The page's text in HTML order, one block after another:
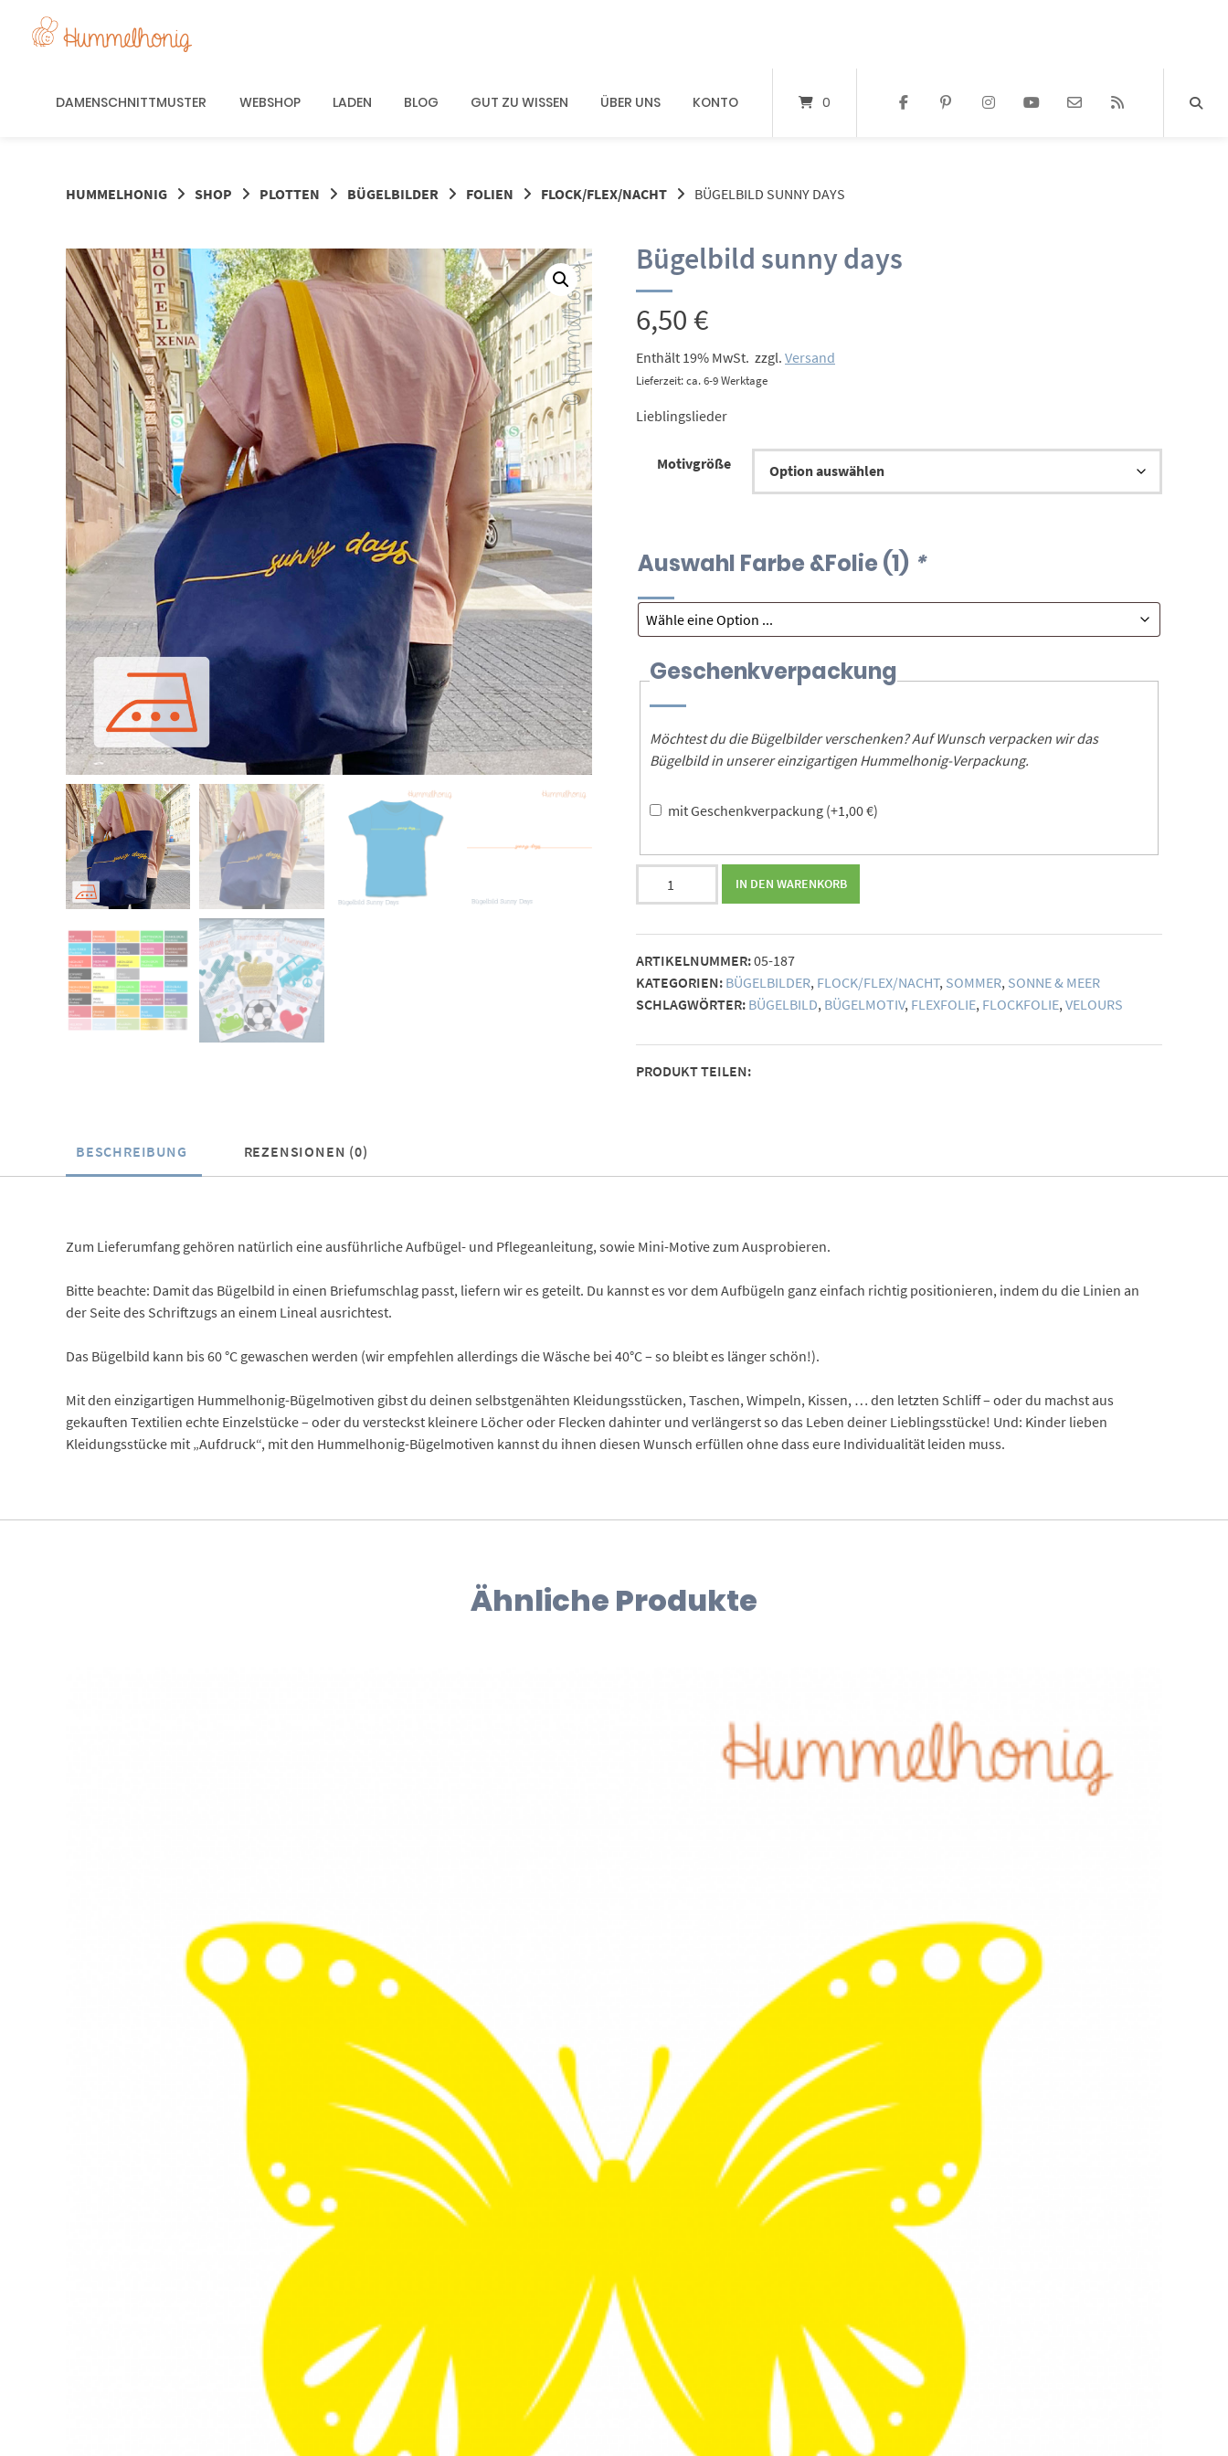
DAMENSCHNITTMUSTER WEBSHOP LADEN BLOG GUT ZU WISSEN ÜBER UNS KONTO 0
HUMMELHONIG SHOP PLOTTEN BÜGELBILDER FOLIEN FLOCK/FLEX/NACHT BÜGELBILD SUNNY DAYS
Bügelbild sunny days
6,50€
Enthält 19% MwSt. zzgl. Versand
Lieferzeit: ca. 6-9 Werktage
Lieblingslieder
Motivgröße
Auswahl Farbe &Folie (1) *
Geschenkverpackung
Möchtest du die Bügelbilder verschenken? Auf Wunsch verpacken wir das
Bügelbild in unserer einzigartigen Hummelhonig-Verpackung.
mit Geschenkverpackung (+1,00€)
sunny
Menge
IN DEN WARENKORB
ARTIKELNUMMER:05-187
KATEGORIEN: BÜGELBILDER, FLOCK/FLEX/NACHT, SOMMER, SONNE & MEER
SCHLAGWÖRTER: BÜGELBILD, BÜGELMOTIV, FLEXFOLIE, FLOCKFOLIE, VELOURS
PRODUKT TEILEN:
BESCHREIBUNG REZENSIONEN (0)
Zum Lieferumfang gehören natürlich eine ausführliche Aufbügel- und Pflegeanleitung, sowie Mini-Motive zum Ausprobieren.
Bitte beachte: Damit das Bügelbild in einen Briefumschlag passt, liefern wir es geteilt. Du kannst es vor dem Aufbügeln ganz einfach richtig positionieren, indem du die Linien an
der Seite des Schriftzugs an einem Lineal ausrichtest.
Das Bügelbild kann bis 60 °C gewaschen werden (wir empfehlen allerdings die Wäsche bei 40°C – so bleibt es länger schön!).
Mit den einzigartigen Hummelhonig-Bügelmotiven gibst du deinen selbstgenähten Kleidungsstücken, Taschen, Wimpeln, Kissen, … den letzten Schliff – oder du machst aus
gekauften Textilien echte Einzelstücke – oder du versteckst kleinere Löcher oder Flecken dahinter und verlängerst so das Leben deiner Lieblingsstücke! Und: Kinder lieben
Kleidungsstücke mit „Aufdruck“, mit den Hummelhonig-Bügelmotiven kannst du ihnen diesen Wunsch erfüllen ohne dass eure Individualität leiden muss.
Ähnliche Produkte